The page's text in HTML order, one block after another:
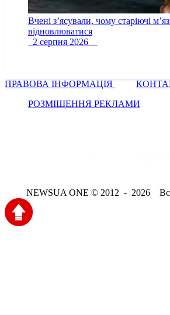
Вчені з’ясували, чому старіючі
відновлюватися
2 серпня 2026
ПРАВОВА ІНФОРМАЦІЯ
РОЗМІЩЕННЯ РЕКЛАМИ
NEWSUA ONE © 2012 - 2026 Всі